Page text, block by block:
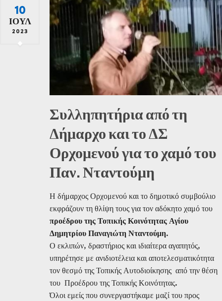
10
ΙΟΎΛ
2023
Συλληπητήρια από τη
Δήμαρχο και το ΔΣ
Ορχομενού για το χαμό του
Παν. Νταντούμη
Η δήμαρχος Ορχομενού και το δημοτικό συμβούλιο
εκφράζουν τη θλίψη τους για τον αδόκητο χαμό του
προέδρου της Τοπικής Κοινότητας Αγίου
Δημητρίου Παναγιώτη Νταντούμη.
Ο εκλιπών, δραστήριος και ιδιαίτερα αγαπητός,
υπηρέτησε με ανιδιοτέλεια και αποτελεσματικότητα
τον θεσμό της Τοπικής Αυτοδιοίκησης από την θέση
του Προέδρου της Τοπικής Κοινότητας.
Όλοι εμείς που συνεργαστήκαμε μαζί του προς